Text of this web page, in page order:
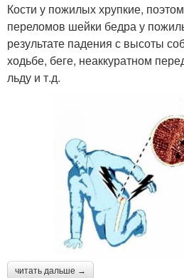
Кости у пожилых хрупкие,
переломов шейки бедра у
результате падения с высоты
ходьбе, беге, неаккуратном
льду и т.д.
читать дальше →